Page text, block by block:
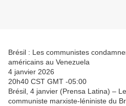
Brésil : Les communistes
américains au Venezuela
4 janvier 2026
20h40 CST GMT -05:00
Brésil, 4 janvier (Prensa Latina) –
communiste marxiste-léniniste du